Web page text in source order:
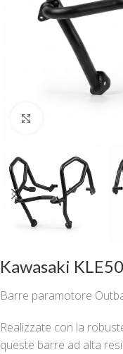
Kawasaki
Barre paramotore
Realizzate con la
queste barre ad alta